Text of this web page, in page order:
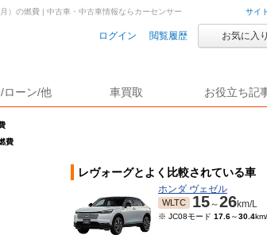
サイ
ログイン 閲覧履歴 お気に入り
ローン/他 車買取 お役立ち記
費
）の燃費 | 中古車・中古車情報ならカーセンサー
レヴォーグとよく比較されている車
ホンダ ヴェゼル
WLTC 15～26km/L
※ JC08モード 17.6～30.4km/